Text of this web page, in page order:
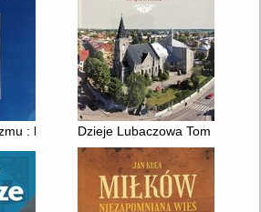
: księga dedykowana Stanisławowi
Dzieje Lubaczowa Tom 1 :